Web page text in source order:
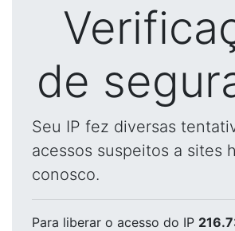
de
Seu IP fez diversas
acessos suspeitos a sites
conosco.
Para liberar o acesso do IP